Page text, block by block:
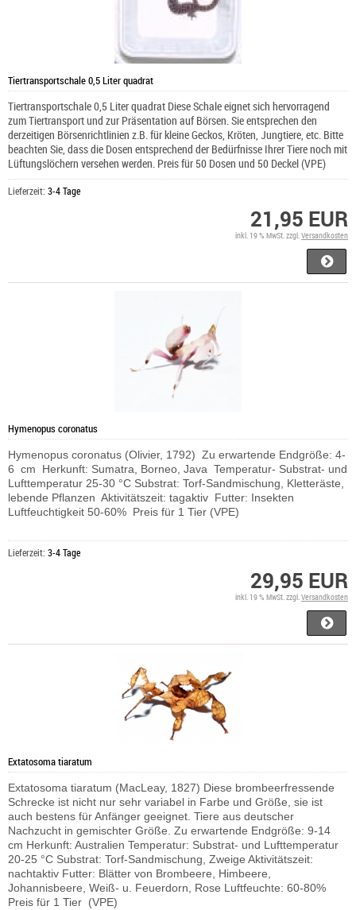
Tiertransportschale 0,5 Liter quadrat
Tiertransportschale 0,5 Liter quadrat Diese Schale eignet sich hervorragend
zum Tiertransport und zur Präsentation auf Börsen. Sie entsprechen den
derzeitigen Börsenrichtlinien z.B. für kleine Geckos, Kröten, Jungtiere, etc. Bitte
beachten Sie, dass die Dosen entsprechend der Bedürfnisse Ihrer Tiere noch mit
Lüftungslöchern versehen werden. Preis für 50 Dosen und 50 Deckel (VPE)
Lieferzeit: 3-4 Tage
21,95 EUR
inkl. 19 % MwSt. zzgl.Versandkosten
Hymenopus coronatus
Hymenopus coronatus (Olivier, 1792) Zu erwartende Endgröße: 4-
6 cm Herkunft: Sumatra, Borneo, Java Temperatur- Substrat- und
Lufttemperatur 25-30 °C Substrat: Torf-Sandmischung, Kletteräste,
lebende Pflanzen Aktivitätszeit: tagaktiv Futter: Insekten
Luftfeuchtigkeit 50-60% Preis für 1 Tier (VPE)
Lieferzeit: 3-4 Tage
29,95 EUR
inkl. 19 % MwSt. zzgl. Versandkosten
Extatosoma tiaratum
Extatosoma tiaratum (MacLeay, 1827) Diese brombeerfressende
Schrecke ist nicht nur sehr variabel in Farbe und Größe, sie ist
auch bestens für Anfänger geeignet. Tiere aus deutscher
Nachzucht in gemischter Größe. Zu erwartende Endgröße: 9-14
cm Herkunft: Australien Temperatur: Substrat- und Lufttemperatur
20-25 °C Substrat: Torf-Sandmischung, Zweige Aktivitätszeit:
nachtaktiv Futter: Blätter von Brombeere, Himbeere,
Johannisbeere, Weiß- u. Feuerdorn, Rose Luftfeuchte: 60-80%
Preis für 1 Tier (VPE)